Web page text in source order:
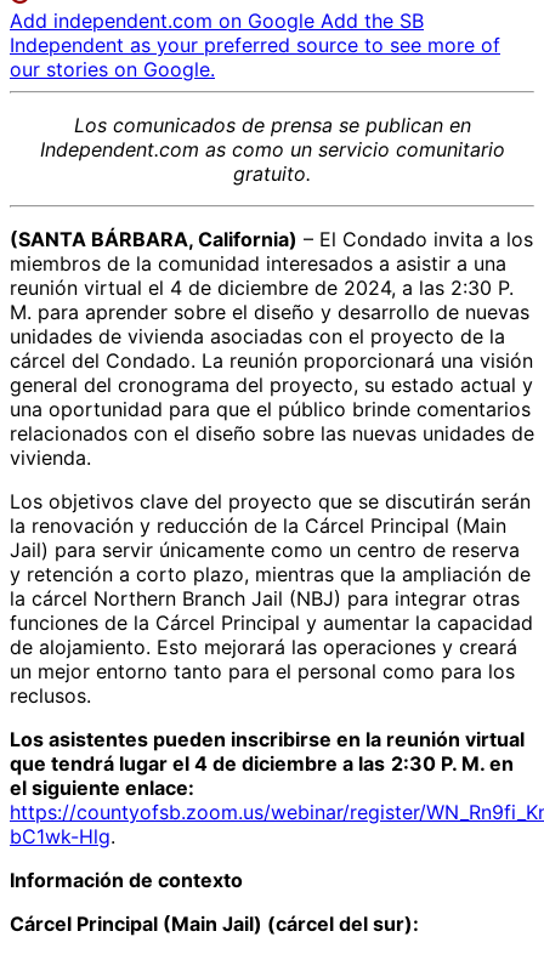
Add independent.com on Google Add the SB
Independent as your preferred source to see more of
our stories on Google.
Los comunicados de prensa se publican en
Independent.com ascomo un servicio comunitario
gratuito.
(SANTA BÁRBARA, California) – El Condado invita a los
miembros de la comunidad interesados a asistir a una
reunión virtual el 4 de diciembre de 2024, a las 2:30 P.
M. para aprender sobre el diseño y desarrollo de nuevas
unidades de vivienda asociadas con el proyecto de la
cárcel del Condado. La reunión proporcionará una visión
general del cronograma del proyecto, su estado actual y
una oportunidad para que el público brinde comentarios
relacionados con el diseño sobre las nuevas unidades de
vivienda.
Los objetivos clave del proyecto que se discutirán serán
la renovación y reducción de la Cárcel Principal (Main
Jail) para servir únicamente como un centro de reserva
y retención a corto plazo, mientras que la ampliación de
la cárcel Northern Branch Jail (NBJ) para integrar otras
funciones de la Cárcel Principal y aumentar la capacidad
de alojamiento. Esto mejorará las operaciones y creará
un mejor entorno tanto para el personal como para los
reclusos.
Los asistentes pueden inscribirse en la reunión virtual
que tendrá lugar el 4 de diciembre a las 2:30 P. M. en
el siguiente enlace:
https://countyofsb.zoom.us/webinar/register/
bC1wk-Hlg.
Información de contexto
Cárcel Principal (Main Jail) (cárcel del sur):